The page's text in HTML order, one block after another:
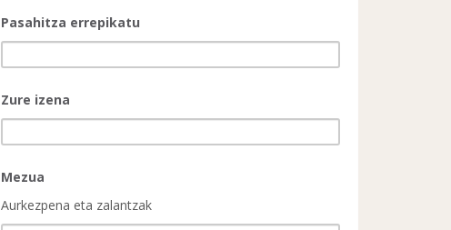
Pasahitza errepikatu
Zure izena
Mezua
Aurkezpena eta zalantzak